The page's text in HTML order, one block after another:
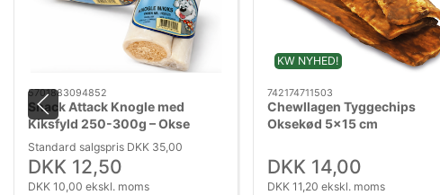
5701883094852
Snack Attack Knogle med
Kiksfyld 250-300g – Okse
Aktivitetsknogle til Hund
Standard salgspris DKK 35,00
DKK 12,50
DKK 10,00 ekskl. moms
KW NYHED!
742174711503
Chewllagen Tyggechips
Oksekød 5x15 cm
DKK 14,00
DKK 11,20 ekskl. moms